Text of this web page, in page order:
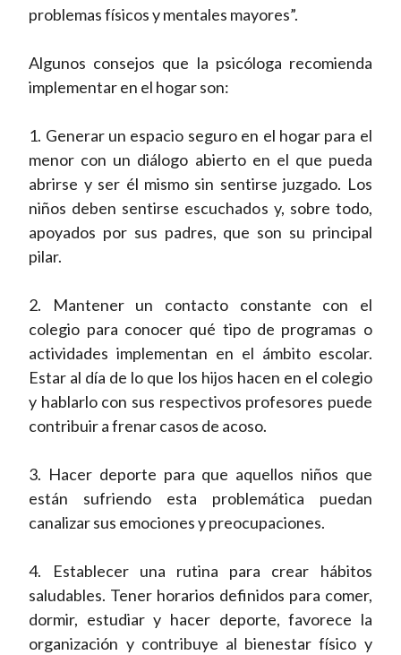
problemas físicos y mentales mayores”.
Algunos consejos que la psicóloga recomienda
implementar en el hogar son:
1. Generar un espacio seguro en el hogar para el
menor con un diálogo abierto en el que pueda
abrirse y ser él mismo sin sentirse juzgado. Los
niños deben sentirse escuchados y, sobre todo,
apoyados por sus padres, que son su principal
pilar.
2. Mantener un contacto constante con el
colegio para conocer qué tipo de programas o
actividades implementan en el ámbito escolar.
Estar al día de lo que los hijos hacen en el colegio
y hablarlo con sus respectivos profesores puede
contribuir a frenar casos de acoso.
3. Hacer deporte para que aquellos niños que
están sufriendo esta problemática puedan
canalizar sus emociones y preocupaciones.
4. Establecer una rutina para crear hábitos
saludables. Tener horarios definidos para comer,
dormir, estudiar y hacer deporte, favorece la
organización y contribuye al bienestar físico y